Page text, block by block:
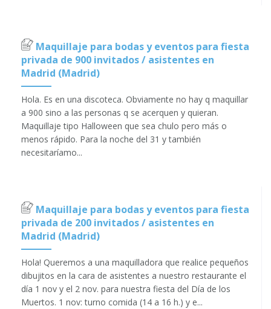
Maquillaje para bodas y eventos para fiesta
privada de 900 invitados / asistentes en
Madrid (Madrid)
Hola. Es en una discoteca. Obviamente no hay q maquillar
a 900 sino a las personas q se acerquen y quieran.
Maquillaje tipo Halloween que sea chulo pero más o
menos rápido. Para la noche del 31 y también
necesitaríamo...
Maquillaje para bodas y eventos para fiesta
privada de 200 invitados / asistentes en
Madrid (Madrid)
Hola! Queremos a una maquilladora que realice pequeños
dibujitos en la cara de asistentes a nuestro restaurante el
día 1 nov y el 2 nov. para nuestra fiesta del Día de los
Muertos. 1 nov: turno comida (14 a 16 h.) y e...